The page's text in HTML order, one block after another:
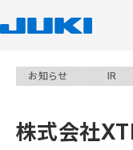
お知らせ IR
株式会社